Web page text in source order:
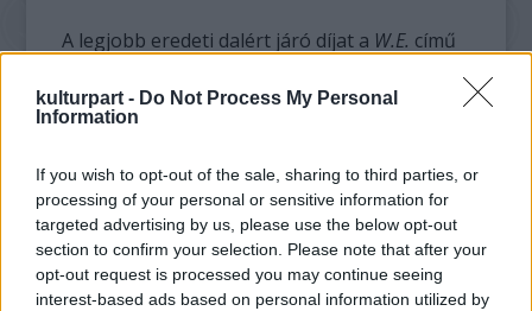
kulturpart - Do Not Process My Personal
Information
If you wish to opt-out of the sale, sharing to third parties, or
processing of your personal or sensitive information for
targeted advertising by us, please use the below opt-out
section to confirm your selection. Please note that after your
opt-out request is processed you may continue seeing
interest-based ads based on personal information utilized by
A legjobb eredeti dalért járó díjat a W.E. című
betétért Madonna vehette át, az alkotótársai,
Julie Frost és Jimmy Harry nevében is.
A televíziós produkciók közül a Homeland
alkotóinak két kategóriában sikerült
nyerniük: ez lett a legjobb drámai sorozat, s
Claire Danes megkapta az ebben a
kategóriába a legjobb színésznőnek járó